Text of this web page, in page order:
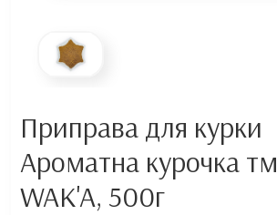
Приправа для курки
Ароматна курочка тм
WAK'A, 500г